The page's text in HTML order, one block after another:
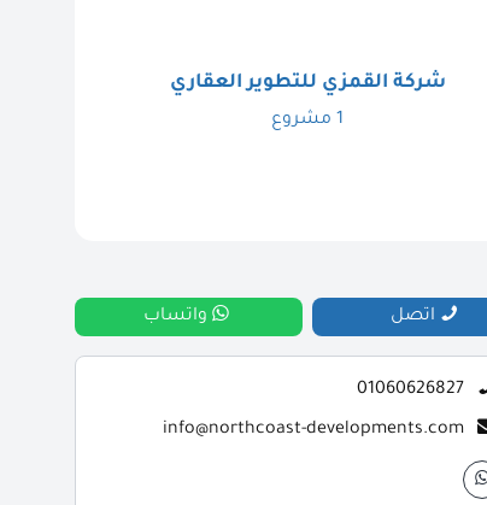
شركة القمزي للتطوير العقاري
1 مشروع
اتصل واتساب
01060626827
info@northcoast-developments.com